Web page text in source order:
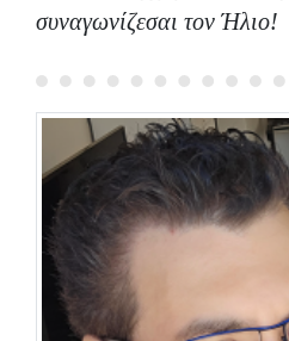
συναγωνίζεσαι τον Ήλιο!